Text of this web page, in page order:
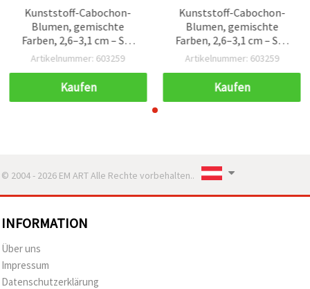
Kunststoff-Cabochon-
Blumen, gemischte
Farben, 2,6–3,1 cm – Set
mit 10 Stück
Artikelnummer: 603259
Kaufen
Kunststoff-Cabochon-
Blumen, gemischte
Farben, 2,6–3,1 cm – Set
mit 10 Stück
Artikelnummer: 603259
Kaufen
© 2004 - 2026 EM ART Alle Rechte vorbehalten..
INFORMATION
Über uns
Impressum
Datenschutzerklärung